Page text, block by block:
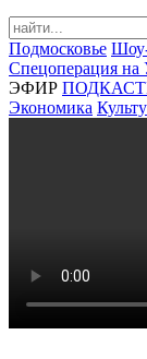
Подмосковье
Спецоперация на
ЭФИР
Экономика